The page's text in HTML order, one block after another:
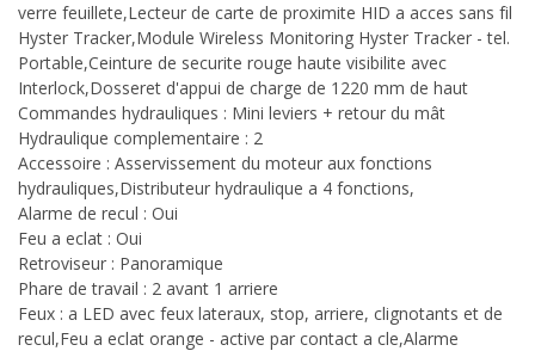
verre feuillete,Lecteur de carte de proximite HID a acces sans fil
Hyster Tracker,Module Wireless Monitoring Hyster Tracker - tel.
Portable,Ceinture de securite rouge haute visibilite avec
Interlock,Dosseret d'appui de charge de 1220 mm de haut
Commandes hydrauliques : Mini leviers + retour du mât
Hydraulique complementaire : 2
Accessoire : Asservissement du moteur aux fonctions
hydrauliques,Distributeur hydraulique a 4 fonctions,
Alarme de recul : Oui
Feu a eclat : Oui
Retroviseur : Panoramique
Phare de travail : 2 avant 1 arriere
Feux : a LED avec feux lateraux, stop, arriere, clignotants et de
recul,Feu a eclat orange - active par contact a cle,Alarme